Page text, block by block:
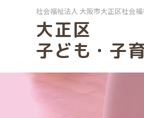
社会福祉法人 大阪市大正区社会
大正区
子ども・子